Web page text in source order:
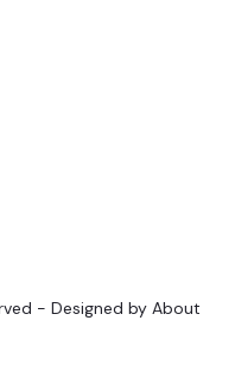
- Designed by About